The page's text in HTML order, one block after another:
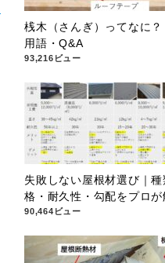
桟木（さんぎ）ってなに
用語・Q&A
93,216ビュー
失敗しない屋根材選び｜種
格・耐久性・勾配をプロが
90,464ビュー